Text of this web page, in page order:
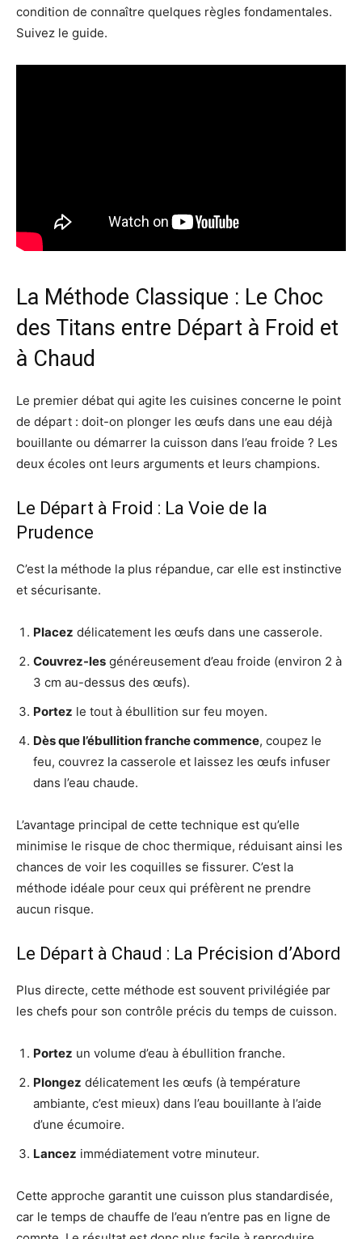
condition de connaître quelques règles fondamentales.
Suivez le guide.
La Méthode Classique : Le Choc
des Titans entre Départ à Froid et
à Chaud
Le premier débat qui agite les cuisines concerne le point
de départ : doit-on plonger les œufs dans une eau déjà
bouillante ou démarrer la cuisson dans l’eau froide ? Les
deux écoles ont leurs arguments et leurs champions.
Le Départ à Froid : La Voie de la
Prudence
C’est la méthode la plus répandue, car elle est instinctive
et sécurisante.
Placez délicatement les œufs dans une casserole.
Couvrez-les généreusement d’eau froide (environ 2 à
3 cm au-dessus des œufs).
Portez le tout à ébullition sur feu moyen.
Dès que l’ébullition franche commence, coupez le
feu, couvrez la casserole et laissez les œufs infuser
dans l’eau chaude.
L’avantage principal de cette technique est qu’elle
minimise le risque de choc thermique, réduisant ainsi les
chances de voir les coquilles se fissurer. C’est la
méthode idéale pour ceux qui préfèrent ne prendre
aucun risque.
Le Départ à Chaud : La Précision d’Abord
Plus directe, cette méthode est souvent privilégiée par
les chefs pour son contrôle précis du temps de cuisson.
Portez un volume d’eau à ébullition franche.
Plongez délicatement les œufs (à température
ambiante, c’est mieux) dans l’eau bouillante à l’aide
d’une écumoire.
Lancez immédiatement votre minuteur.
Cette approche garantit une cuisson plus standardisée,
car le temps de chauffe de l’eau n’entre pas en ligne de